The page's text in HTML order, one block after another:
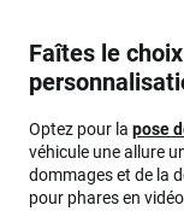
Faîtes le
Optez pour la pose
véhicule une allure
dommages et de la
pour phares en